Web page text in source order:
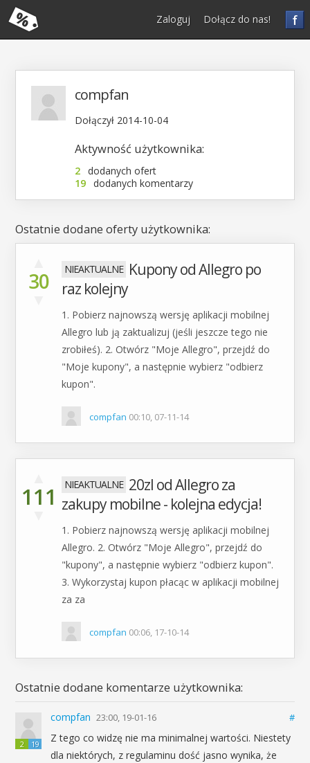
f
Zaloguj Dołącz do nas!
compfan
Dołączył 2014-10-04
Aktywność użytkownika:
2 dodanych ofert
19 dodanych komentarzy
Ostatnie dodane oferty użytkownika:
30
Kupony od Allegro po
raz kolejny
1. Pobierz najnowszą wersję aplikacji mobilnej
Allegro lub ją zaktualizuj (jeśli jeszcze tego nie
zrobiłeś). 2. Otwórz "Moje Allegro", przejdź do
"Moje kupony", a następnie wybierz "odbierz
kupon".
compfan 00:10, 07-11-14
111
20zl od Allegro za
zakupy mobilne - kolejna edycja!
1. Pobierz najnowszą wersję aplikacji mobilnej
Allegro. 2. Otwórz "Moje Allegro", przejdź do
"kupony", a następnie wybierz "odbierz kupon".
3. Wykorzystaj kupon płacąc w aplikacji mobilnej
za za
compfan 00:06, 17-10-14
Ostatnie dodane komentarze użytkownika:
2 19
compfan 23:00, 19-01-16 #
Z tego co widzę nie ma minimalnej wartości. Niestety
dla niektórych, z regulaminu dość jasno wynika, że